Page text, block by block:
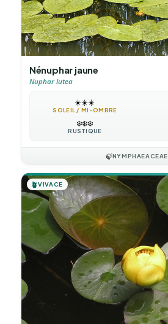
Nénuphar jaune
Nuphar lutea
☀️☀️☀️
SOLEIL / MI-OMBRE
❄️❄️❄️
RUSTIQUE
🍃NYMPHAEACEAE
🪴VIVACE